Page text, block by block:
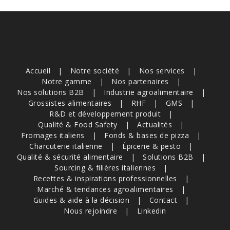
Accueil Notre société
Nos services
Notre gamme
Nos partenaires
Nos solutions B2B
Industrie agroalimentaire
Grossistes alimentaires
RHF
GMS
R&D et développement produit
Qualité & Food Safety
Actualités
Fromages italiens
Fonds & bases de pizza
Charcuterie italienne
Épicerie & pesto
Qualité & sécurité alimentaire
Solutions B2B
Sourcing & filières italiennes
Recettes & inspirations professionnelles
Marché & tendances agroalimentaires
Guides & aide à la décision
Contact
Nous rejoindre
Linkedin